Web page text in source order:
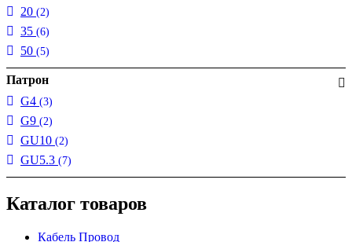
20 (2)
35 (6)
50 (5)
Патрон
G4 (3)
G9 (2)
GU10 (2)
GU5.3 (7)
Каталог товаров
Кабель Провод